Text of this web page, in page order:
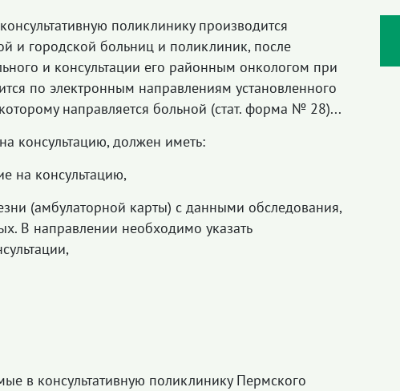
поликлинику производится
и городской больниц и поликлиник, после
и консультации его районным онкологом при
по электронным направлениям установленного
направляется больной (стат. форма № 28)...
должен иметь:
консультацию,
карты) с данными обследования,
В направлении необходимо указать
поликлинику Пермского